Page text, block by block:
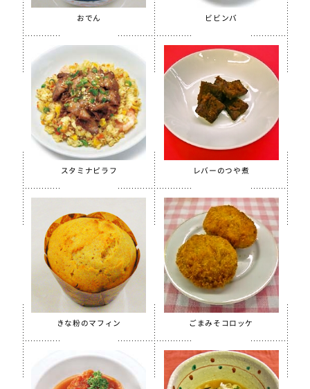
沖縄パインゼリー
すだちゼリー
ブルーベリーゼリーCFE
北海道シュレッドチーズ
給食用 毎日骨太 MBP® ベビーチーズ
クラスメイト
うの花コロッケ（ひじき入り）
スクールチーズフォンデュサンドコロッケ
全学栄 かぼちゃチーズフライ
【只今休売中】全学栄 黒豆さつま
ソフトササミフレーク
ほぐしささみ（水煮）
美ら海育ちもずく
【只今休売中】青大豆ペースト
白花豆&白いんげん豆ペースト
おでん ビビンバ
スタミナピラフ レバーのつや煮
きな粉のマフィン ごまみそコロッケ